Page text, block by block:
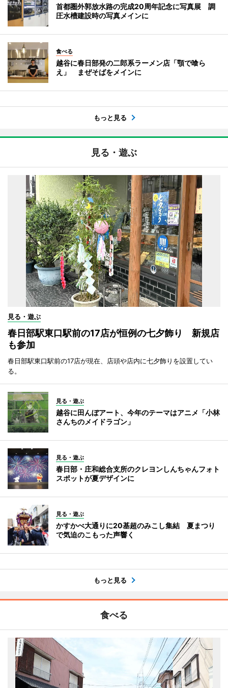
首都圏外郭放水路の完成20周年記念に写真展 調
圧水槽建設時の写真メインに
食べる
越谷に春日部発の二郎系ラーメン店「顎で喰ら
え」 まぜそばをメインに
もっと見る
見る・遊ぶ
見る・遊ぶ
春日部駅東口駅前の17店が恒例の七夕飾り 新規店
も参加
春日部駅東口駅前の17店が現在、店頭や店内に七夕飾りを設置してい
る。
見る・遊ぶ
越谷に田んぼアート、今年のテーマはアニメ「小林
さんちのメイドラゴン」
見る・遊ぶ
春日部・庄和総合支所のクレヨンしんちゃんフォト
スポットが夏デザインに
見る・遊ぶ
かすかべ大通りに20基超のみこし集結 夏まつり
で気迫のこもった声響く
もっと見る
食べる